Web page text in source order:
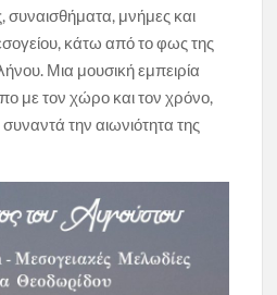
μνήμες και
κάτω από το φως της
Μια μουσική εμπειρία
με τον χώρο και τον χρόνο,
την αιωνιότητα της